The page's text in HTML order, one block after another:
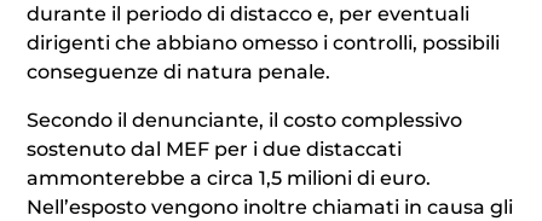
durante il periodo di distacco e, per eventuali
dirigenti che abbiano omesso i controlli, possibili
conseguenze di natura penale.
Secondo il denunciante, il costo complessivo
sostenuto dal MEF per i due distaccati
ammonterebbe a circa 1,5 milioni di euro.
Nell’esposto vengono inoltre chiamati in causa gli